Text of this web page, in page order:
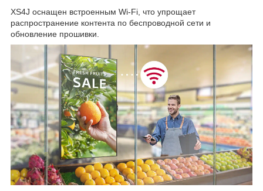
XS4J оснащен встроенным Wi-Fi, что упрощает
распространение контента по беспроводной сети и
обновление прошивки.